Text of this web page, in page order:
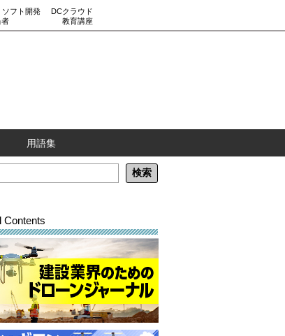
ソフト開発
DCクラウド
者 教育講座
用語集
Contents